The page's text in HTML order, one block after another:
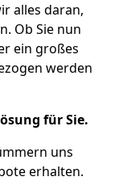
alles daran,
Ob Sie nun
ein großes
werden
für Sie.
uns
erhalten.